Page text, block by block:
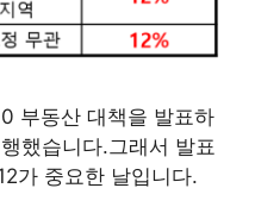
부동산 대책을 발표하
했습니다.그래서 발표
가 중요한 날입니다.